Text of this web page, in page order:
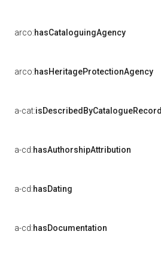
arco:hasCataloguingAgency
arco:hasHeritageProtectionAgency
a-cat:isDescribedByCatalogueRecord
a-cd:hasAuthorshipAttribution
a-cd:hasDating
a-cd:hasDocumentation